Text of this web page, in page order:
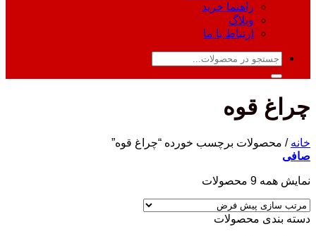
راهنما خرید
وبلاگ
ارتباط با ما
جستجو
چراغ قوه
خانه / محصولات برچسب خورده “چراغ قوه”
صافی
نمایش همه 9 محصولات
دسته‌ بندی محصولات